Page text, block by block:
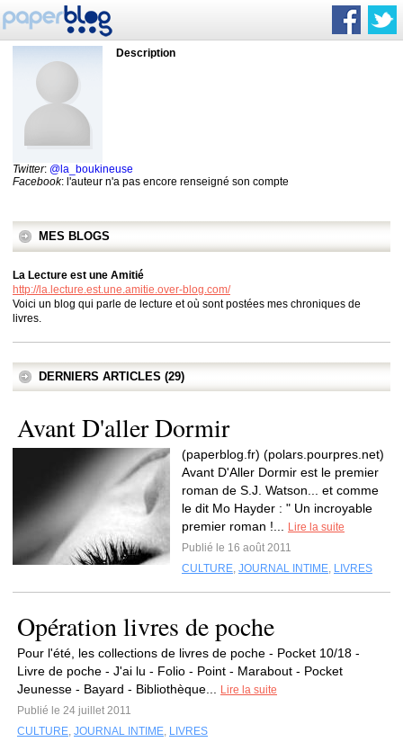
Description
Twitter: @la_boukineuse
Facebook: l'auteur n'a pas encore renseigné son compte
MES BLOGS
La Lecture est une Amitié
http://la.lecture.est.une.amitie.over-blog.com/
Voici un blog qui parle de lecture et où sont postées mes chroniques de
livres.
DERNIERS ARTICLES (29)
Avant D'aller Dormir
(paperblog.fr) (polars.pourpres.net)
Avant D'Aller Dormir est le premier
roman de S.J. Watson... et comme
le dit Mo Hayder : " Un incroyable
premier roman !...
Lire la suite
Publié le 16 août 2011
CULTURE, JOURNAL INTIME, LIVRES
Opération livres de poche
Pour l'été, les collections de livres de poche - Pocket 10/18 -
Livre de poche - J'ai lu - Folio - Point - Marabout - Pocket
Jeunesse - Bayard - Bibliothèque...
Lire la suite
Publié le 24 juillet 2011
CULTURE, JOURNAL INTIME, LIVRES